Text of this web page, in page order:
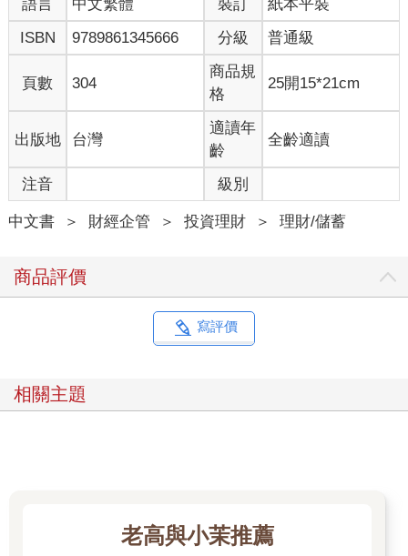
但回家鄉又沒什麼工作機會，下一步該怎麼走？」
這也是當年我踏入都會區生活時，腦海轉個不停的真實反應。
回到前面說的那句：人是群居的動物。
獨居山林的人當然有，但那是極少數。這個社會就是互相提供服
務、產品，才會越來越進步，越來越便利。
人不可能永遠都局限在一個小地方。父母也許願意一直在鄉下地
方生活，但孩子卻很可能因為念書、工作的關係往外跑。
並不是說住在鄉下不好，但資源多寡就是明擺在眼前的事實。要
不然，也不會全台超過一半的人口都拚了命擠在那幾個都會區
裡。
如果完全不重視家庭理財，覺得自己目前薪水還夠，或者覺得父
母會留個幾百萬元，就能夠撐到自己終老那天，這些假設都太樂
或者，以前覺得投資是「可做可不做，有空再來研究就好」，後
來發現「不能再拖了，得趕快才行」，這個轉變，有人花了三
三十年前，父親常常跟我與弟弟說：
「如果能中統一發票特獎兩百萬就好了，扣完稅還有一百六十
前陣子，和父親在老家客廳閒聊，我笑著問父親：
「您現在還覺得這年代的人，中發票特獎就能退休嗎？」
麼會變這麼薄，真的要中大樂透才夠。
統一發票對中末三碼，領兩百元，以前還可以買好多零食。兩百
語言 中文繁體 裝訂
紙本平裝
ISBN
9789861345666 分級 普通級
頁數 304
商品規
格
25開15*21cm
出版地 台灣
適讀年
齡
全齡適讀
注音 級別
中文書 ＞ 財經企管 ＞ 投資理財 ＞ 理財/儲蓄
商品評價
寫評價
相關主題
老高與小茉推薦